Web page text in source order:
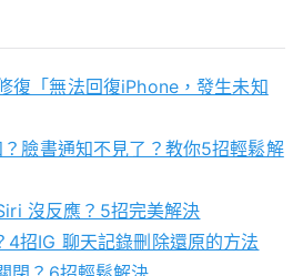
復「無法回復iPhone，發生未知
臉書通知不見了？教你5招輕鬆解
沒反應？5招完美解決
4招IG 聊天記錄刪除還原的方法